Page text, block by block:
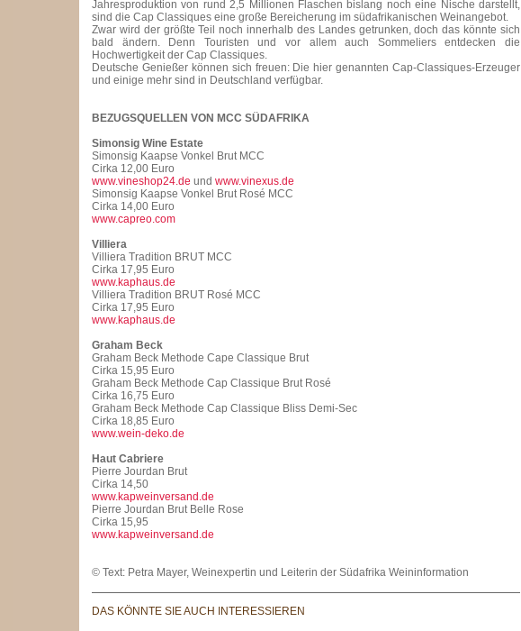
Jahresproduktion von rund 2,5 Millionen Flaschen bislang noch eine Nische darstellt,
sind die Cap Classiques eine große Bereicherung im südafrikanischen Weinangebot.
Zwar wird der größte Teil noch innerhalb des Landes getrunken, doch das könnte sich
bald ändern. Denn Touristen und vor allem auch Sommeliers entdecken die
Hochwertigkeit der Cap Classiques.
Deutsche Genießer können sich freuen: Die hier genannten Cap-Classiques-Erzeuger
und einige mehr sind in Deutschland verfügbar.
BEZUGSQUELLEN VON MCC SÜDAFRIKA
Simonsig Wine Estate
Simonsig Kaapse Vonkel Brut MCC
Cirka 12,00 Euro
www.vineshop24.de und www.vinexus.de
Simonsig Kaapse Vonkel Brut Rosé MCC
Cirka 14,00 Euro
www.capreo.com
Villiera
Villiera Tradition BRUT MCC
Cirka 17,95 Euro
www.kaphaus.de
Villiera Tradition BRUT Rosé MCC
Cirka 17,95 Euro
www.kaphaus.de
Graham Beck
Graham Beck Methode Cape Classique Brut
Cirka 15,95 Euro
Graham Beck Methode Cap Classique Brut Rosé
Cirka 16,75 Euro
Graham Beck Methode Cap Classique Bliss Demi-Sec
Cirka 18,85 Euro
www.wein-deko.de
Haut Cabriere
Pierre Jourdan Brut
Cirka 14,50
www.kapweinversand.de
Pierre Jourdan Brut Belle Rose
Cirka 15,95
www.kapweinversand.de
© Text: Petra Mayer, Weinexpertin und Leiterin der Südafrika Weininformation
DAS KÖNNTE SIE AUCH INTERESSIEREN